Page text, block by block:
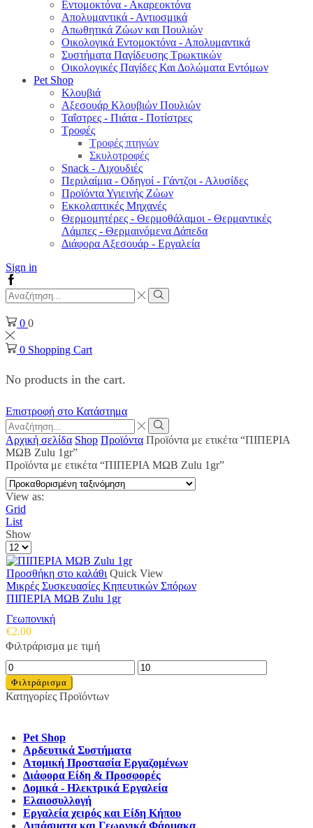
Εντομοκτόνα - Ακαρεοκτόνα
Απολυμαντικά - Αντιοσμικά
Απωθητικά Ζώων και Πουλιών
Οικολογικά Εντομοκτόνα - Απολυμαντικά
Συστήματα Παγίδευσης Τρωκτικών
Οικολογικές Παγίδες Και Δολώματα Εντόμων
Pet Shop
Κλουβιά
Αξεσουάρ Κλουβιών Πουλιών
Ταΐστρες - Πιάτα - Ποτίστρες
Τροφές
Τροφές πτηνών
Σκυλοτροφές
Snack - Λιχουδιές
Περιλαίμια - Οδηγοί - Γάντζοι - Αλυσίδες
Προϊόντα Υγιεινής Ζώων
Εκκολαπτικές Μηχανές
Θερμομητέρες - Θερμοθάλαμοι - Θερμαντικές
Λάμπες - Θερμαινόμενα Δάπεδα
Διάφορα Αξεσουάρ - Εργαλεία
Sign in
Facebook
Search
input
Search
0 0
0 Shopping Cart
No products in the cart.
Επιστροφή στο Κατάστημα
Search
input
Search
Αρχική σελίδα Shop Προϊόντα Προϊόντα με ετικέτα “ΠΙΠΕΡΙΑ
ΜΩΒ Zulu 1gr”
Προϊόντα με ετικέτα “ΠΙΠΕΡΙΑ ΜΩΒ Zulu 1gr”
View as:
Grid
List
Show
Products
per
page
Προσθήκη στο καλάθι Quick View
Μικρές Συσκευασίες Κηπευτικών Σπόρων
ΠΙΠΕΡΙΑ ΜΩΒ Zulu 1gr
Γεωπονική
€2.00
Φιλτράρισμα με τιμή
Ελάχιστη
τιμή
Μέγιστη
τιμή
Φιλτράρισμα
Κατηγορίες Προϊόντων
Pet Shop
Αρδευτικά Συστήματα
Ατομική Προστασία Εργαζομένων
Διάφορα Είδη & Προσφορές
Δομικά - Ηλεκτρικά Εργαλεία
Ελαιοσυλλογή
Εργαλεία χειρός και Είδη Κήπου